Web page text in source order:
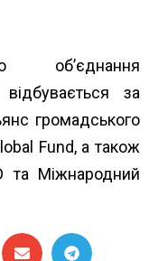
об’єднання
за
громадського
Fund, а також
та Міжнародний